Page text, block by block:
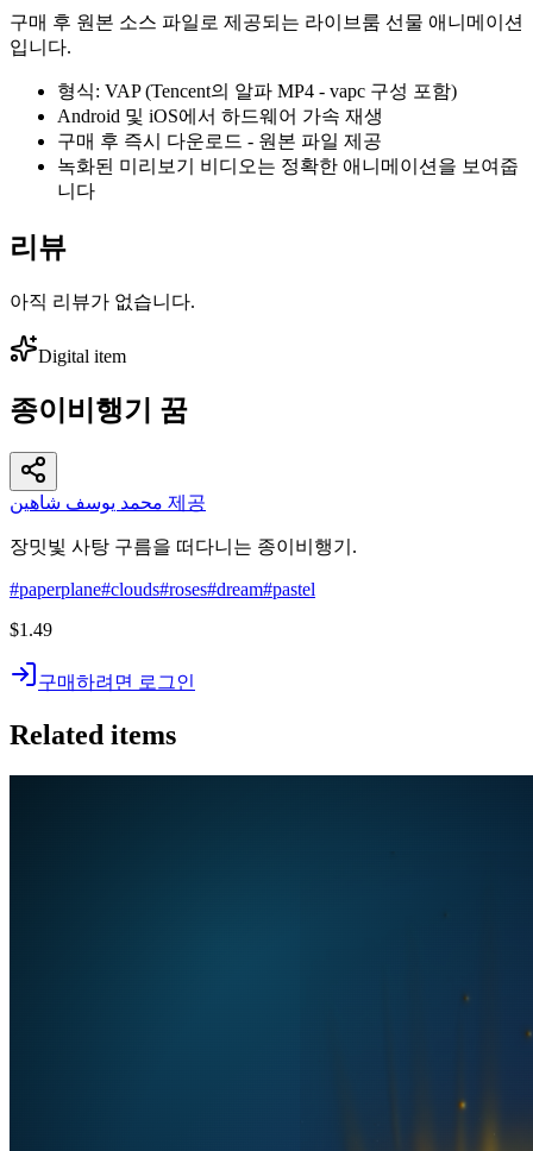
구매 후 원본 소스 파일로 제공되는 라이브룸 선물 애니메이션
입니다.
형식: VAP (Tencent의 알파 MP4 - vapc 구성 포함)
Android 및 iOS에서 하드웨어 가속 재생
구매 후 즉시 다운로드 - 원본 파일 제공
녹화된 미리보기 비디오는 정확한 애니메이션을 보여줍
니다
리뷰
아직 리뷰가 없습니다.
Digital item
종이비행기 꿈
محمد يوسف شاهين 제공
장밋빛 사탕 구름을 떠다니는 종이비행기.
#paperplane#clouds#roses#dream#pastel
$1.49
구매하려면 로그인
Related items